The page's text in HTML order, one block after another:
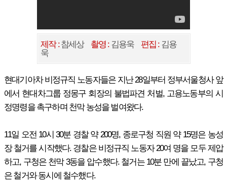
제작 :참세상 촬영 : 김용욱 편집 : 김용
욱
현대기아차 비정규직 노동자들은 지난 28일부터 정부서울청사 앞
에서 현대차그룹 정몽구 회장의 불법파견 처벌, 고용노동부의 시
정명령을 촉구하며 천막 농성을 벌여왔다.
11일 오전 10시 30분 경찰 약 200명, 종로구청 직원 약 15명은 농성
장 철거를 시작했다. 경찰은 비정규직 노동자 20여 명을 모두 제압
하고, 구청은 천막 3동을 압수했다. 철거는 10분 만에 끝났고, 구청
은 철거와 동시에 철수했다.